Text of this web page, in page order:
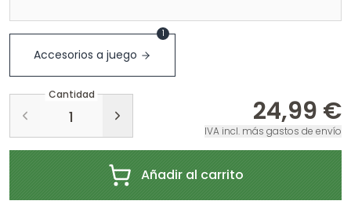
Accesorios a juego
1
Cantidad
24,99 €
IVA incl. más gastos de envío
Añadir al carrito